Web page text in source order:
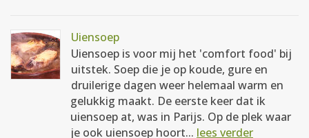
Uiensoep
Uiensoep is voor mij het 'comfort food' bij
uitstek. Soep die je op koude, gure en
druilerige dagen weer helemaal warm en
gelukkig maakt. De eerste keer dat ik
uiensoep at, was in Parijs. Op de plek waar
je ook uiensoep hoort... lees verder